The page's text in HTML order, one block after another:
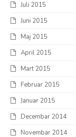
Juli 2015
Juni 2015
Maj 2015
April 2015
Mart 2015
Februar 2015
Januar 2015
Decembar 2014
Novembar 2014